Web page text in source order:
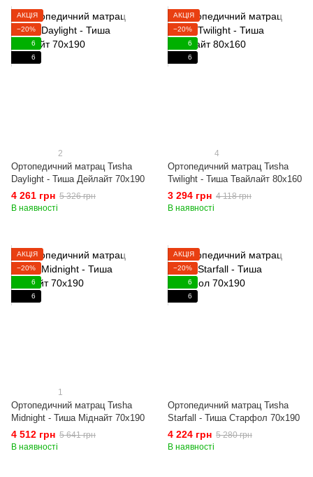
АКЦІЯ
−20%
6
6
2
Ортопедичний матрац Тиshа
Daylight - Тиша Дейлайт 70x190
4 261 грн 5 326 грн
В наявності
АКЦІЯ
−20%
6
6
4
Ортопедичний матрац Тиshа
Twilight - Тиша Твайлайт 80x160
3 294 грн 4 118 грн
В наявності
АКЦІЯ
−20%
6
6
1
Ортопедичний матрац Тиshа
Midnight - Тиша Міднайт 70x190
4 512 грн 5 641 грн
В наявності
АКЦІЯ
−20%
6
6
Ортопедичний матрац Тиshа
Starfall - Тиша Старфол 70x190
4 224 грн 5 280 грн
В наявності